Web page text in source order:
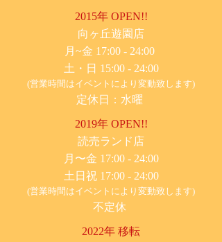
2015年 OPEN!!
​向ヶ丘遊園店
月~金 17:00 - 24:00
土・日 15:00 - 24:00
(営業時間はイベントにより変動致します)
定休日：水曜
2019年 OPEN!!
​読売ランド店
月〜金 17:00 - 24:00
土日祝 17:00 - 24:00
(営業時間はイベントにより変動致します)
不定休
2022年 移転